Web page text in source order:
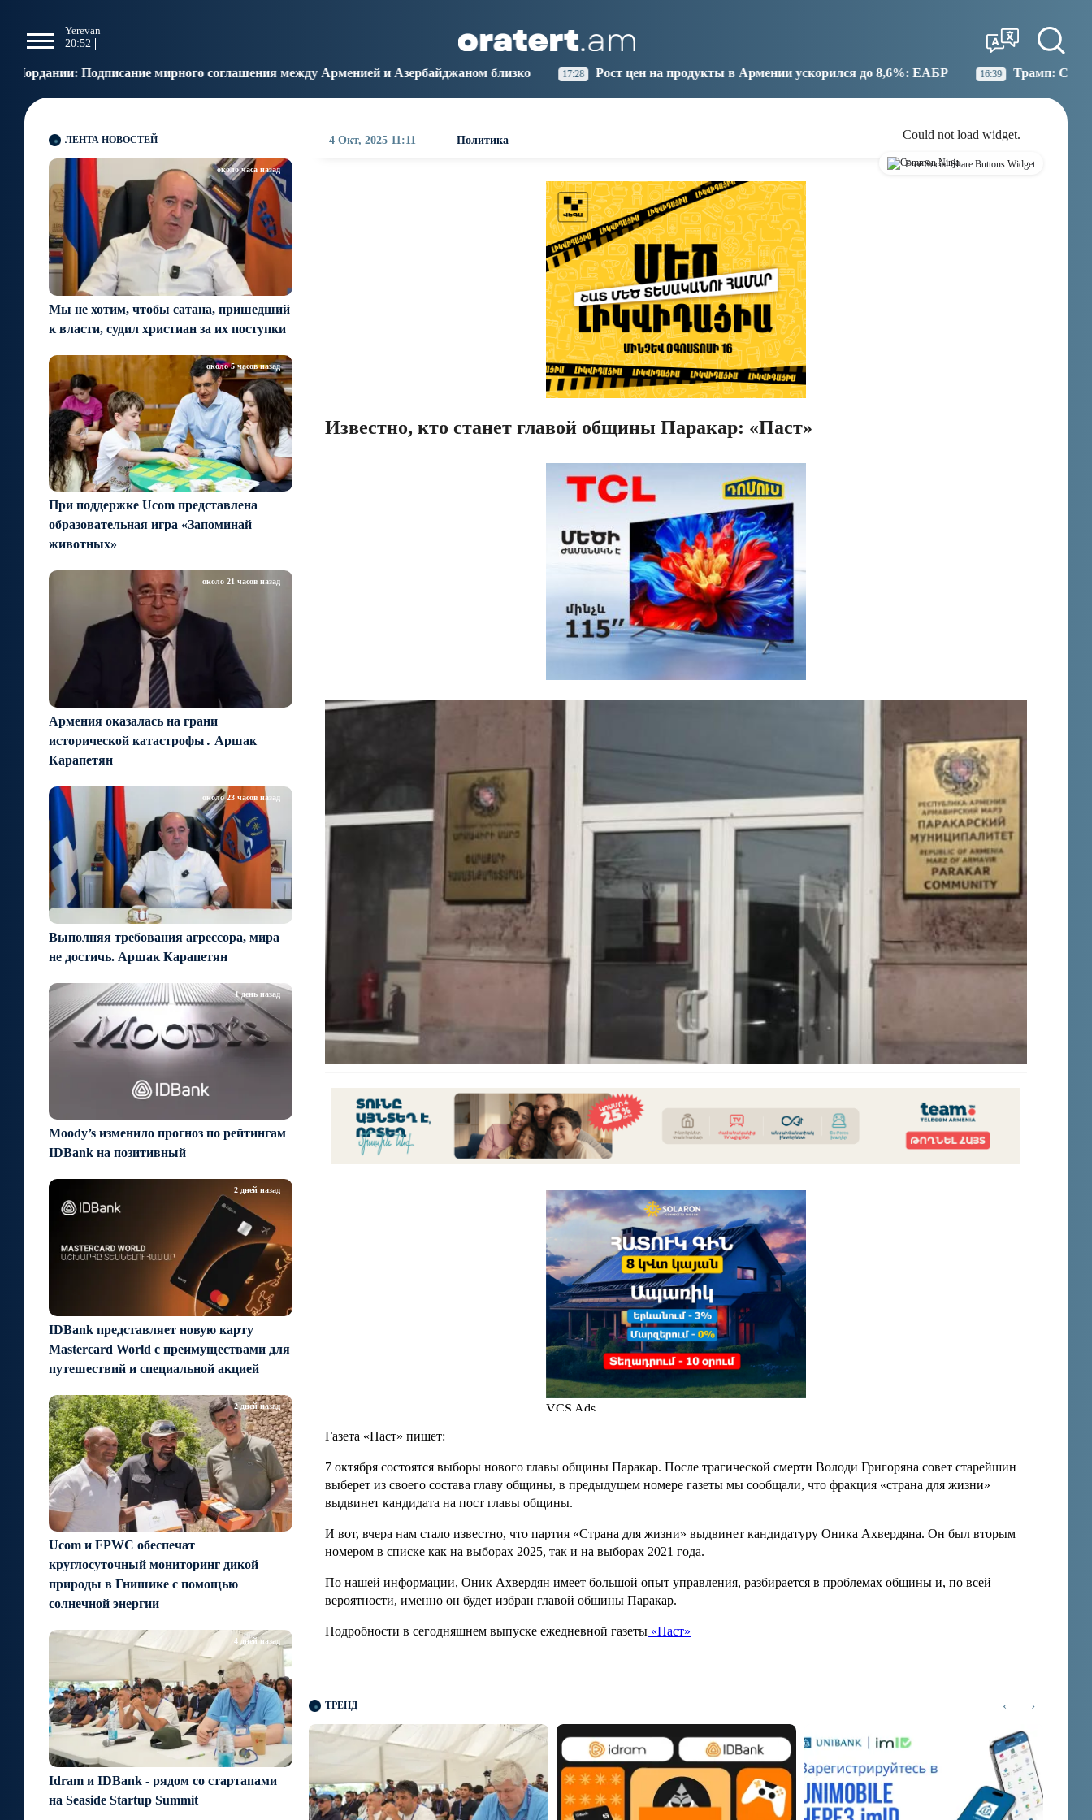
Yerevan
20:52
Los Angeles
09:52
Beijing
00:52
мирного соглашения между Арменией и Азербайджаном близко 17:28 Рост цен на продукты в Армении ускорился до 8,6%: ЕАБР 16:39 Трамп: США больше не намерены
ЛЕНТА НОВОСТЕЙ
Мы не хотим, чтобы сатана, пришедший
к власти, судил христиан за их поступки
около часа назад
При поддержке Ucom представлена
образовательная игра «Запоминай
животных»
около 5 часов назад
Армения оказалась на грани
исторической катастрофы․ Аршак
Карапетян
около 21 часов назад
Выполняя требования агрессора, мира
не достичь. Аршак Карапетян
около 23 часов назад
Moody’s изменило прогноз по рейтингам
IDBank на позитивный
1 день назад
IDBank представляет новую карту
Mastercard World с преимуществами для
путешествий и специальной акцией
2 дней назад
Ucom и FPWC обеспечат
круглосуточный мониторинг дикой
природы в Гнишике с помощью
солнечной энергии
2 дней назад
Idram и IDBank - рядом со стартапами
на Seaside Startup Summit
4 дней назад
4 Окт, 2025 11:11 Политика Could not load widget.
Free Social Share Buttons Widget
Известно, кто станет главой общины Паракар: «Паст»
Газета «Паст» пишет:
7 октября состоятся выборы нового главы общины Паракар. После трагической смерти Володи Григоряна совет старейшин
выберет из своего состава главу общины, в предыдущем номере газеты мы сообщали, что фракция «страна для жизни»
выдвинет кандидата на пост главы общины.
И вот, вчера нам стало известно, что партия «Страна для жизни» выдвинет кандидатуру Оника Ахвердяна. Он был вторым
номером в списке как на выборах 2025, так и на выборах 2021 года.
По нашей информации, Оник Ахвердян имеет большой опыт управления, разбирается в проблемах общины и, по всей
вероятности, именно он будет избран главой общины Паракар.
Подробности в сегодняшнем выпуске ежедневной газеты «Паст»
ТРЕНД ‹ ›